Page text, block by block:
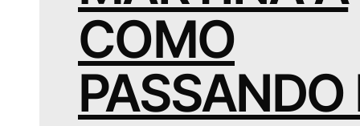
COMO
PASSANDO